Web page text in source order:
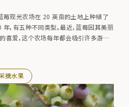
观光农场在 20 英亩的土地上种植了
，有五种不同类型。最近，蓝莓因其美丽
喜爱，这个农场每年都会吸引许多游客
摘水果